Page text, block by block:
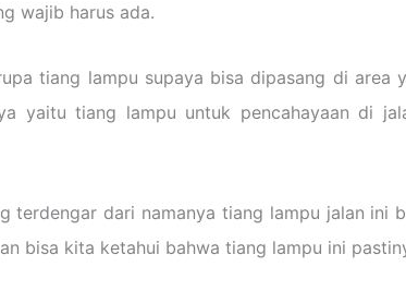
wajib harus ada.
tiang lampu supaya bisa dipasang di area
yaitu tiang lampu untuk pencahayaan di
terdengar dari namanya tiang lampu jalan ini
bisa kita ketahui bahwa tiang lampu ini